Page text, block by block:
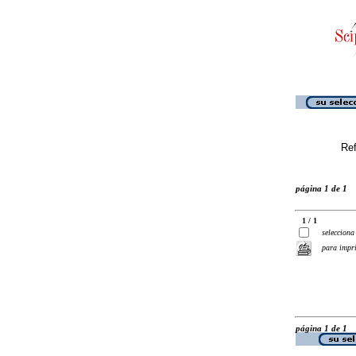
página 1 de 1
1 / 1
selecciona
para
página 1 de 1